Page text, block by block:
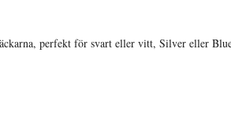
perfekt för svart eller vitt, Silver eller